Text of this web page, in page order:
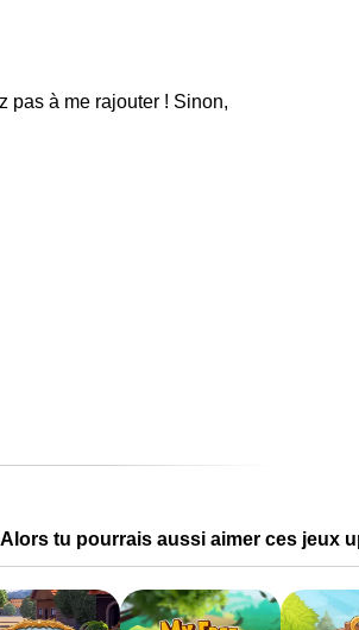
pas à me rajouter ! Sinon,
tu pourrais aussi aimer ces jeux